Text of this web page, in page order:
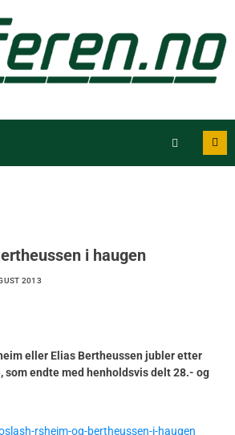
i haugen
2013
eller Elias Bertheussen jubler etter
som endte med henholdsvis delt 28.- og